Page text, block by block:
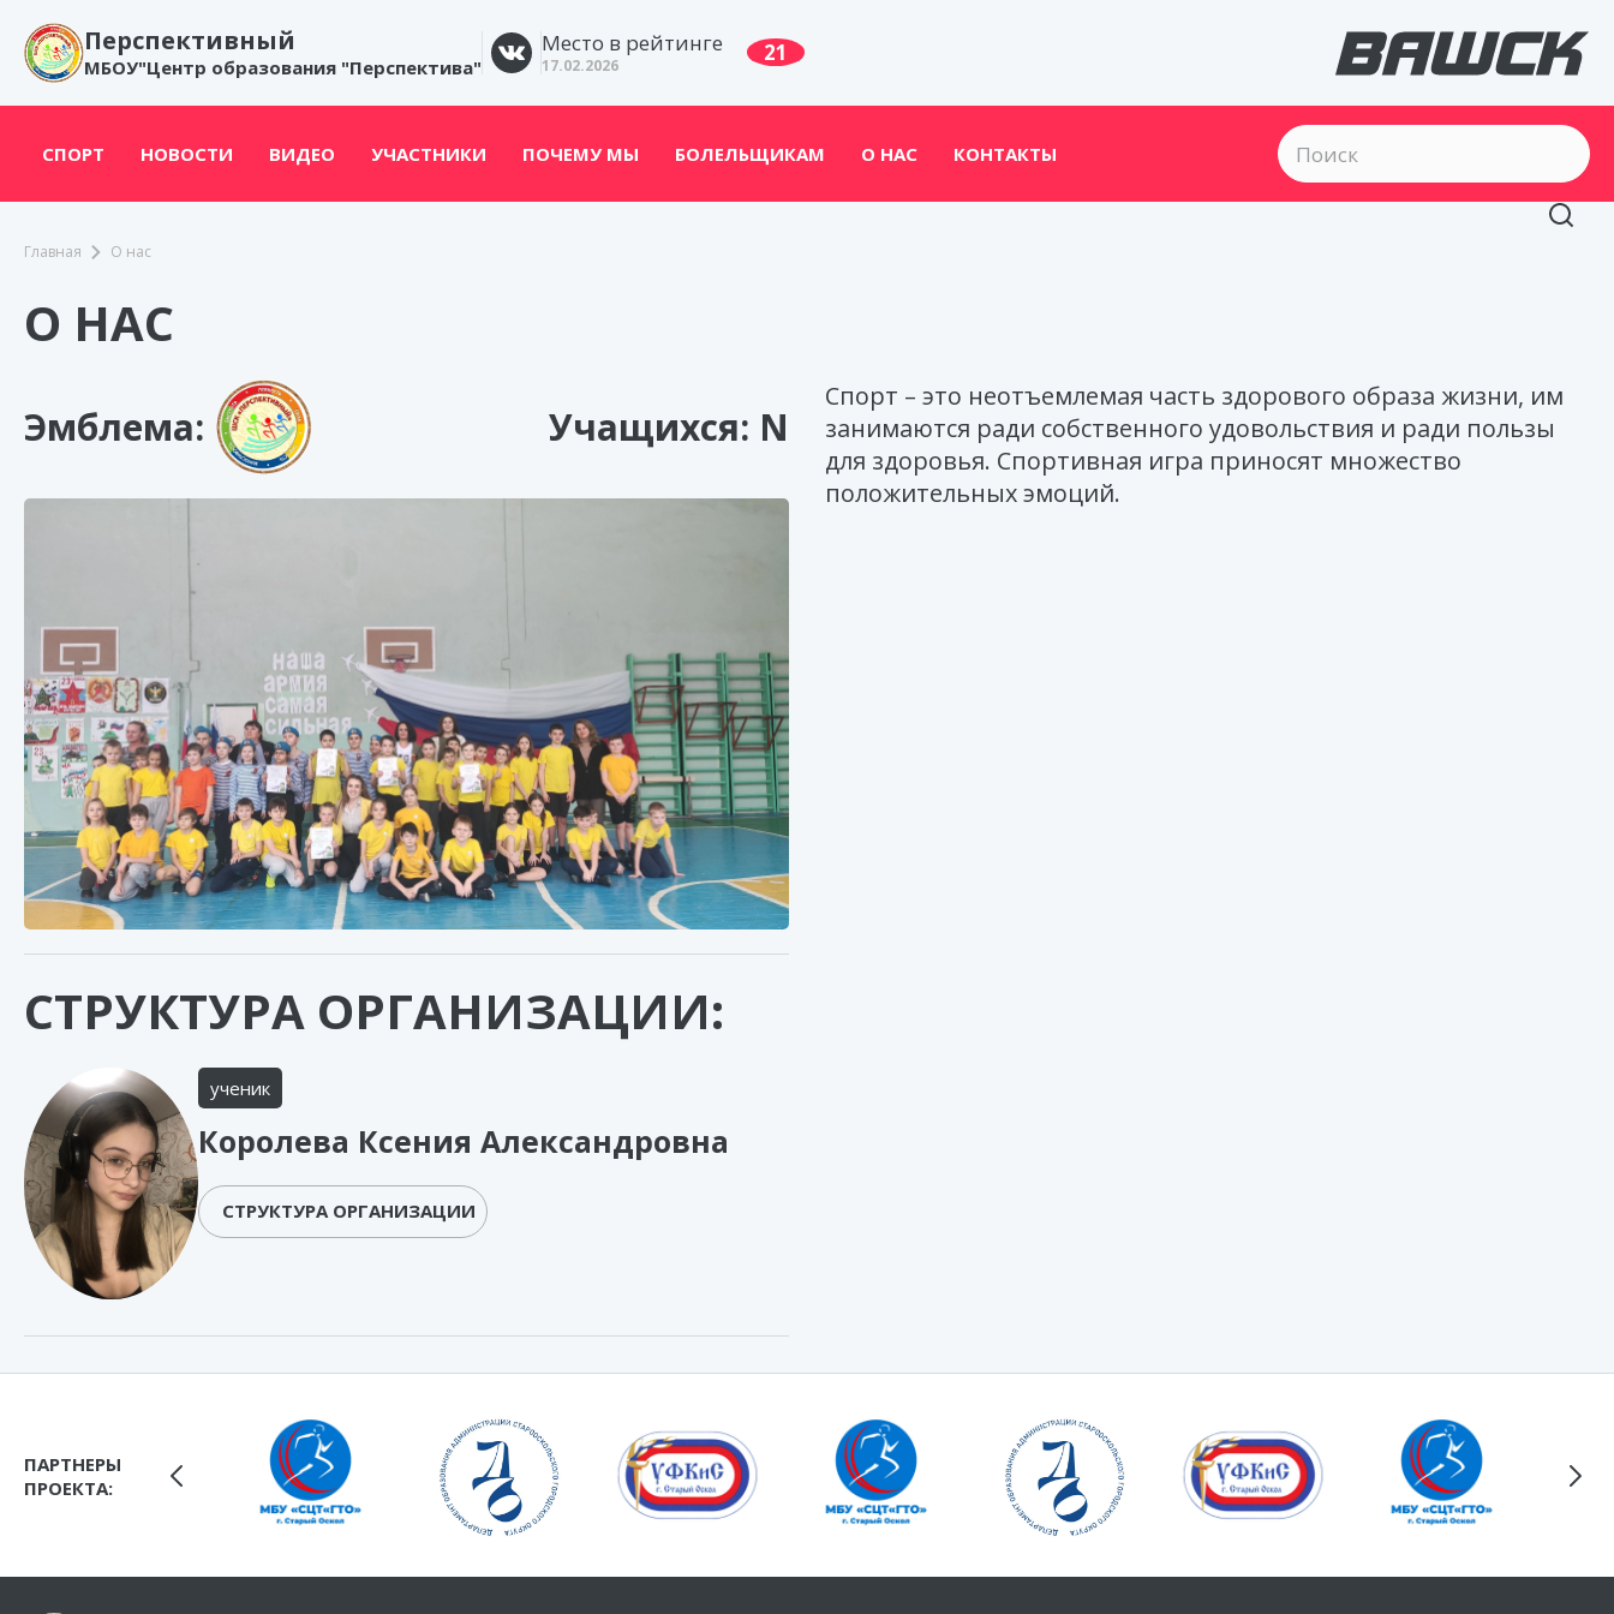
Перспективный
МБОУ"Центр образования "Перспектива"
Место в рейтинге
17.02.2026 21
СПОРТ НОВОСТИ ВИДЕО УЧАСТНИКИ ПОЧЕМУ МЫ БОЛЕЛЬЩИКАМ О НАС КОНТАКТЫ
Главная О нас
О НАС
Эмблема: Учащихся: N
Спорт – это неотъемлемая часть здорового образа жизни, им
занимаются ради собственного удовольствия и ради пользы
для здоровья. Спортивная игра приносят множество
положительных эмоций.
СТРУКТУРА ОРГАНИЗАЦИИ:
ученик
Королева Ксения Александровна
СТРУКТУРА ОРГАНИЗАЦИИ
ПАРТНЕРЫ
ПРОЕКТА: